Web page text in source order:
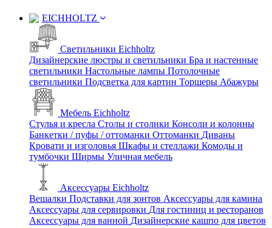
EICHHOLTZ
Светильники Eichholtz
Дизайнерские люстры и светильники Бра и настенные
светильники Настольные лампы Потолочные
светильники Подсветка для картин Торшеры Абажуры
Мебель Eichholtz
Стулья и кресла Столы и столики Консоли и колонны
Банкетки / пуфы / оттоманки Оттоманки Диваны
Кровати и изголовья Шкафы и стеллажи Комоды и
тумбочки Ширмы Уличная мебель
Аксессуары Eichholtz
Вешалки Подставки для зонтов Аксессуары для камина
Аксессуары для сервировки Для гостиниц и ресторанов
Аксессуары для ванной Дизайнерские кашпо для цветов